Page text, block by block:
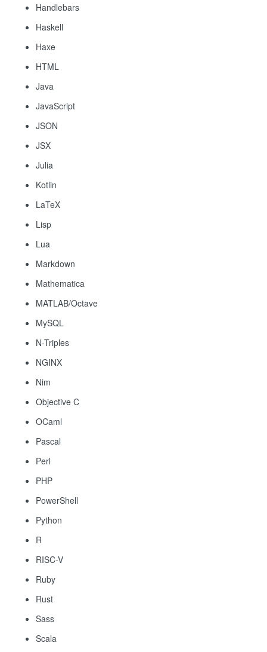
Handlebars
Haskell
Haxe
HTML
Java
JavaScript
JSON
JSX
Julia
Kotlin
LaTeX
Lisp
Lua
Markdown
Mathematica
MATLAB/Octave
MySQL
N-Triples
NGINX
Nim
Objective C
OCaml
Pascal
Perl
PHP
PowerShell
Python
R
RISC-V
Ruby
Rust
Sass
Scala